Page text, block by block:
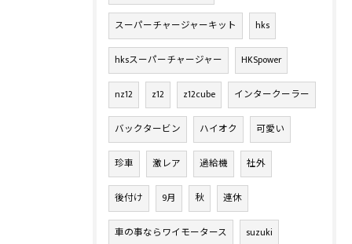
スーパーチャージャーキット hks
hksスーパーチャージャー HKSpower
nz12 z12 z12cube インタークーラー
バックタービン ハイオク 可愛い
珍車 激レア 過給機 社外
後付け 9月 秋 連休
車の事ならワイモータース suzuki